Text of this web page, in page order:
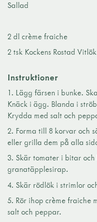
Sallad
2 dl crème fraiche
2 tsk Kockens Rostad Vitlök
Instruktioner
Lägg färsen i bunke.
Knäck i ägg. Blanda i
Krydda med salt och
Forma till 8 korvar och
eller grilla dem på alla
Skär tomater i bitar
granatäpplesirap.
Skär rödlök i strimlor
Rör ihop crème fraiche
salt och peppar.